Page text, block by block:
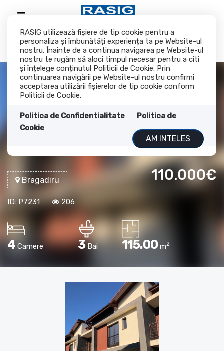
RASIG utilizează fişiere de tip cookie pentru a
personaliza și îmbunătăți experiența ta pe Website-ul
nostru. Înainte de a continua navigarea pe Website-ul
nostru te rugăm să aloci timpul necesar pentru a citi
și înțelege conținutul Politicii de Cookie. Prin
continuarea navigării pe Website-ul nostru confirmi
acceptarea utilizării fişierelor de tip cookie conform
Politicii de Cookie.
Politica de Confidentialitate
Politica de
Cookie
AM INTELES
Case de vanzare,
complex Strong
Residence, Bragadiru
Bragadiru 110.000€
ID: P7231 206
4 Camere 3Bai 115.00 m2